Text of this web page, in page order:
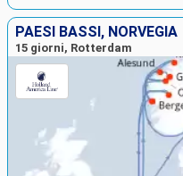
PAESI BASSI, NORVEGIA
15 giorni, Rotterdam